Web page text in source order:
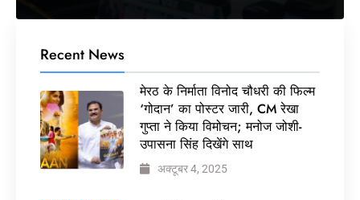
Recent News
मेरठ के निर्माता विनोद चौधरी की फिल्म
‘गोदान’ का पोस्टर जारी, CM रेखा
गुप्ता ने किया विमोचन; मनोज जोशी-
उपासना सिंह दिखेंगे साथ
अक्टूबर 4, 2025